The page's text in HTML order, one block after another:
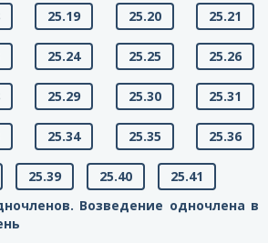
25.19 25.20 25.21
25.24 25.25 25.26
25.29 25.30 25.31
25.34 25.35 25.36
25.39 25.40
25.41
Возведение одночлена в